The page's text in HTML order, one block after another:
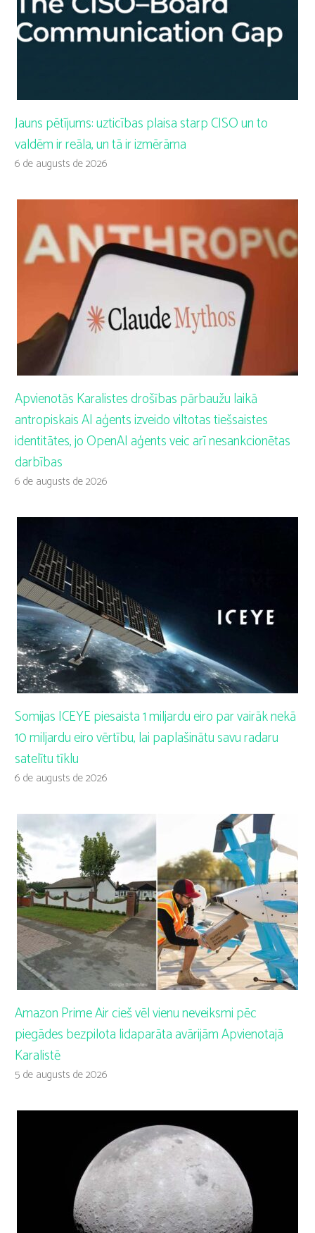
Jauns pētījums: uzticības plaisa starp CISO un to
valdēm ir reāla, un tā ir izmērāma
6 de augusts de 2026
Apvienotās Karalistes drošības pārbaužu laikā
antropiskais AI aģents izveido viltotas tiešsaistes
identitātes, jo OpenAI aģents veic arī nesankcionētas
darbības
6 de augusts de 2026
Somijas ICEYE piesaista 1 miljardu eiro par vairāk nekā
10 miljardu eiro vērtību, lai paplašinātu savu radaru
satelītu tīklu
6 de augusts de 2026
Amazon Prime Air cieš vēl vienu neveiksmi pēc
piegādes bezpilota lidaparāta avārijām Apvienotajā
Karalistē
5 de augusts de 2026